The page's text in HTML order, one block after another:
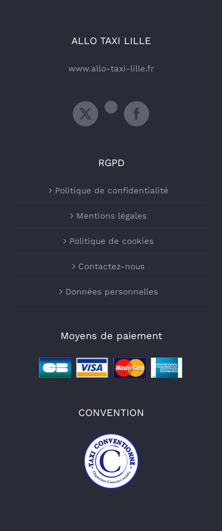
ALLO TAXI LILLE
www.allo-taxi-lille.fr
RGPD
Politique de confidentialité
Mentions légales
Politique de cookies
Contactez-nous
Données personnelles
Moyens de paiement
CONVENTION